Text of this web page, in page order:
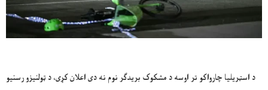
د اسټریلیا چارواکو تر اوسه د مشکوک بریدګر نوم نه دی اعلان کړی، د ټولنیزو رسنیو